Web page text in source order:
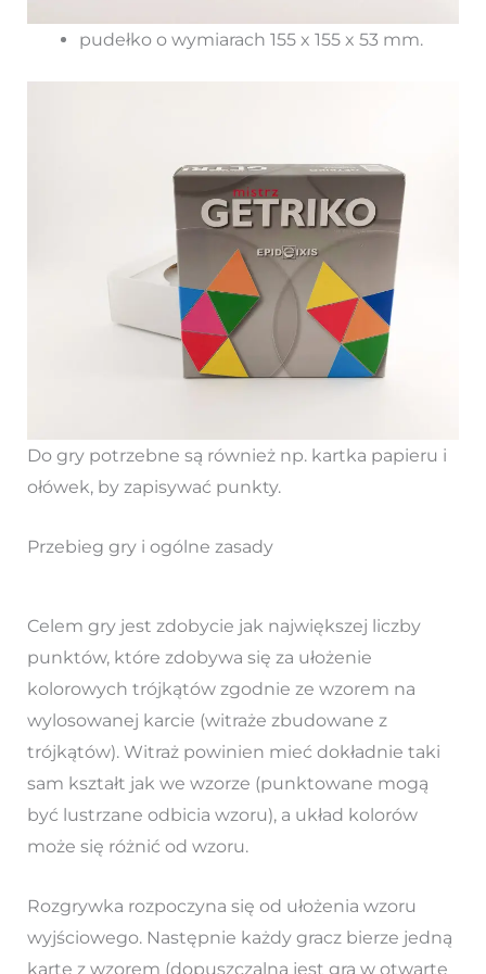
pudełko o wymiarach 155 x 155 x 53 mm.
Do gry potrzebne są również np. kartka papieru i
ołówek, by zapisywać punkty.
Przebieg gry i ogólne zasady
Celem gry jest zdobycie jak największej liczby
punktów, które zdobywa się za ułożenie
kolorowych trójkątów zgodnie ze wzorem na
wylosowanej karcie (witraże zbudowane z
trójkątów). Witraż powinien mieć dokładnie taki
sam kształt jak we wzorze (punktowane mogą
być lustrzane odbicia wzoru), a układ kolorów
może się różnić od wzoru.
Rozgrywka rozpoczyna się od ułożenia wzoru
wyjściowego. Następnie każdy gracz bierze jedną
kartę z wzorem (dopuszczalna jest gra w otwarte